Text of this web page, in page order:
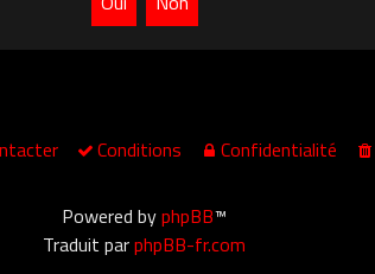
Confidentialité
Conditions
Powered byphpBB™
Traduit parphpBB-fr.com